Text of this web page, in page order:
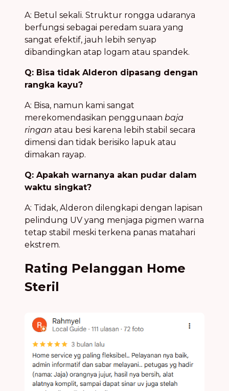
A: Betul sekali. Struktur rongga udaranya
berfungsi sebagai peredam suara yang
sangat efektif, jauh lebih senyap
dibandingkan atap logam atau spandek.
Q: Bisa tidak Alderon dipasang dengan
rangka kayu?
A: Bisa, namun kami sangat
merekomendasikan penggunaan baja
ringan atau besi karena lebih stabil secara
dimensi dan tidak berisiko lapuk atau
dimakan rayap.
Q: Apakah warnanya akan pudar dalam
waktu singkat?
A: Tidak, Alderon dilengkapi dengan lapisan
pelindung UV yang menjaga pigmen warna
tetap stabil meski terkena panas matahari
ekstrem.
Rating Pelanggan Home
Steril